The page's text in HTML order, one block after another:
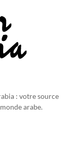
: votre source
arabe.